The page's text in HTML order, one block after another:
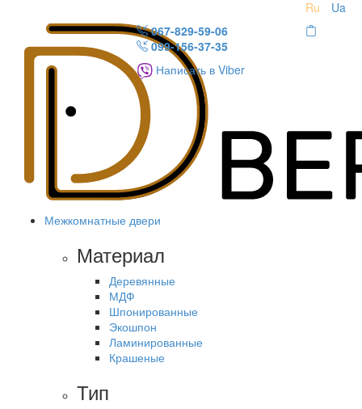
Ru
Ua
067-829-59-06
099-156-37-35
Написать в Viber
Межкомнатные двери
Материал
Деревянные
МДФ
Шпонированные
Экошпон
Ламинированные
Крашеные
Тип